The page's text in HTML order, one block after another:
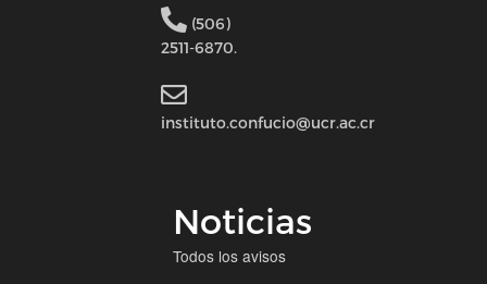
(506)
2511-6870.
instituto.confucio@ucr.ac.cr
Noticias
Todos los avisos